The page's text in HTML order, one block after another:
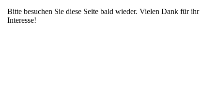
Bitte besuchen Sie diese Seite bald wieder. Vielen Dank für ihr
Interesse!